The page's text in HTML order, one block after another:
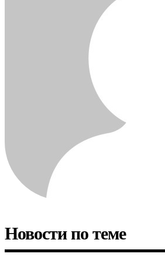
Новости по теме